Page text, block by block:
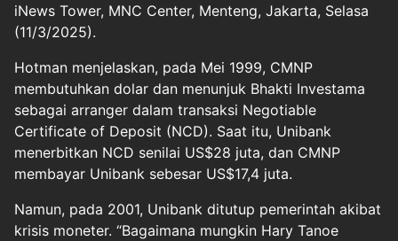
iNews Tower, MNC Center, Menteng, Jakarta, Selasa
(11/3/2025).
Hotman menjelaskan, pada Mei 1999, CMNP
membutuhkan dolar dan menunjuk Bhakti Investama
sebagai arranger dalam transaksi Negotiable
Certificate of Deposit (NCD). Saat itu, Unibank
menerbitkan NCD senilai US$28 juta, dan CMNP
membayar Unibank sebesar US$17,4 juta.
Namun, pada 2001, Unibank ditutup pemerintah akibat
krisis moneter. “Bagaimana mungkin Hary Tanoe